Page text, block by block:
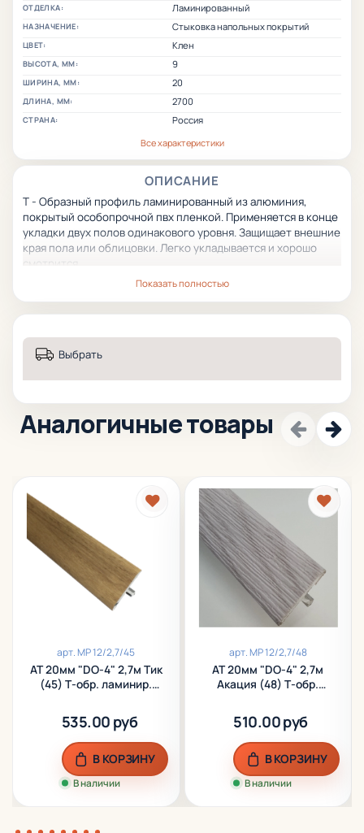
ОТДЕЛКА: Ламинированный
НАЗНАЧЕНИЕ: Стыковка напольных покрытий
ЦВЕТ: Клен
ВЫСОТА, ММ: 9
ШИРИНА, ММ: 20
ДЛИНА, ММ: 2700
СТРАНА:
Россия
Все характеристики
ОПИСАНИЕ
Т - Образный профиль ламинированный из алюминия,
покрытый особопрочной пвх пленкой. Применяется в конце
укладки двух полов одинакового уровня. Защищает внешние
края пола или облицовки. Легко укладывается и хорошо
смотрится.
Показать полностью
Выбрать
Аналогичные товары
арт.МР 12/2,7/45
АТ 20мм "DO-4" 2,7м Тик
(45) Т-обр. ламинир.
535.00 руб
В наличии
В КОРЗИНУ
арт.МР 12/2,7/48
АТ 20мм "DO-4" 2,7м
Акация (48) Т-обр.
510.00 руб
В наличии
В КОРЗИНУ